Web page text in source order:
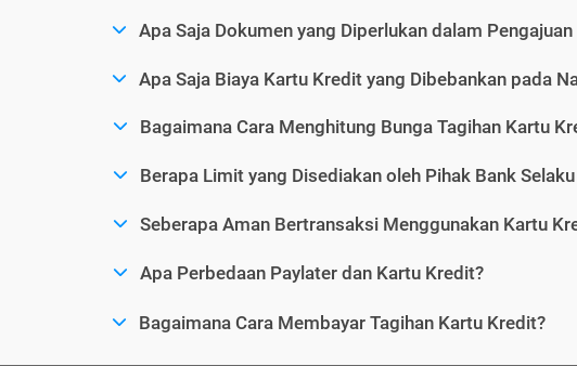
Apa Saja Dokumen yang Diperlukan dalam
Apa Saja Biaya Kartu Kredit yang Dibebankan pada
Bagaimana Cara Menghitung Bunga Tagihan Kartu
Berapa Limit yang Disediakan oleh Pihak Bank
Seberapa Aman Bertransaksi Menggunakan Kartu
Apa Perbedaan Paylater dan Kartu Kredit?
Bagaimana Cara Membayar Tagihan Kartu Kredit?